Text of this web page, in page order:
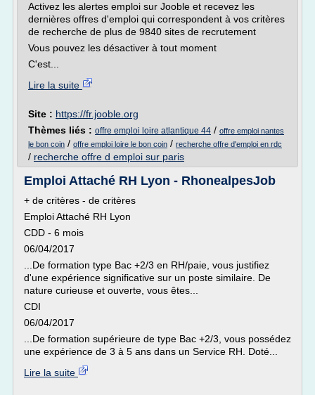
Activez les alertes emploi sur Jooble et recevez les
dernières offres d'emploi qui correspondent à vos critères
de recherche de plus de 9840 sites de recrutement
Vous pouvez les désactiver à tout moment
C'est...
Lire la suite
Site : https://fr.jooble.org
Thèmes liés : offre emploi loire atlantique 44 / offre emploi nantes
le bon coin / offre emploi loire le bon coin / recherche offre d'emploi en rdc
/ recherche offre d emploi sur paris
Emploi Attaché RH Lyon - RhonealpesJob
+ de critères - de critères
Emploi Attaché RH Lyon
CDD - 6 mois
06/04/2017
...De formation type Bac +2/3 en RH/paie, vous justifiez
d'une expérience significative sur un poste similaire. De
nature curieuse et ouverte, vous êtes...
CDI
06/04/2017
...De formation supérieure de type Bac +2/3, vous possédez
une expérience de 3 à 5 ans dans un Service RH. Doté...
Lire la suite